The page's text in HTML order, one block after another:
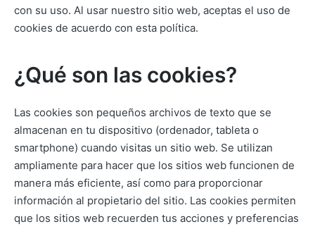
con su uso. Al usar nuestro sitio web, aceptas el uso de
cookies de acuerdo con esta política.
¿Qué son las cookies?
Las cookies son pequeños archivos de texto que se
almacenan en tu dispositivo (ordenador, tableta o
smartphone) cuando visitas un sitio web. Se utilizan
ampliamente para hacer que los sitios web funcionen de
manera más eficiente, así como para proporcionar
información al propietario del sitio. Las cookies permiten
que los sitios web recuerden tus acciones y preferencias